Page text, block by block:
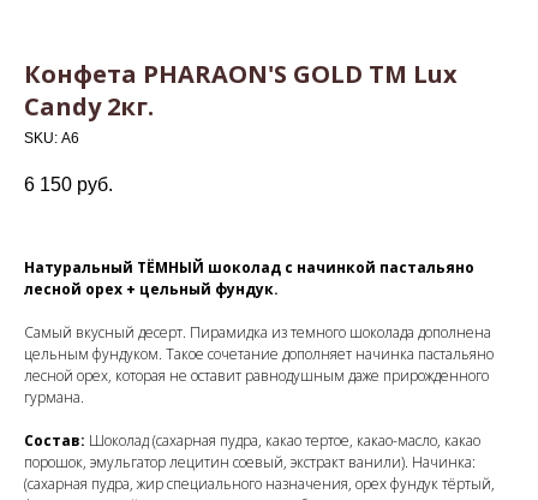
Конфета PHARAON'S GOLD ТМ Lux
Candy 2кг.
SKU: А6
6 150 руб.
Натуральный ТЁМНЫЙ шоколад с начинкой пастальяно
лесной орех + цельный фундук.
Самый вкусный десерт. Пирамидка из темного шоколада дополнена
цельным фундуком. Такое сочетание дополняет начинка пастальяно
лесной орех, которая не оставит равнодушным даже прирожденного
гурмана.
Состав: Шоколад (сахарная пудра, какао тертое, какао-масло, какао
порошок, эмульгатор лецитин соевый, экстракт ванили). Начинка:
(сахарная пудра, жир специального назначения, орех фундук тёртый,